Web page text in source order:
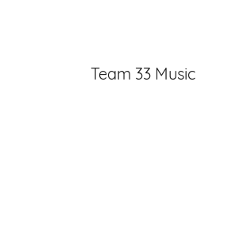
Team 33 Music